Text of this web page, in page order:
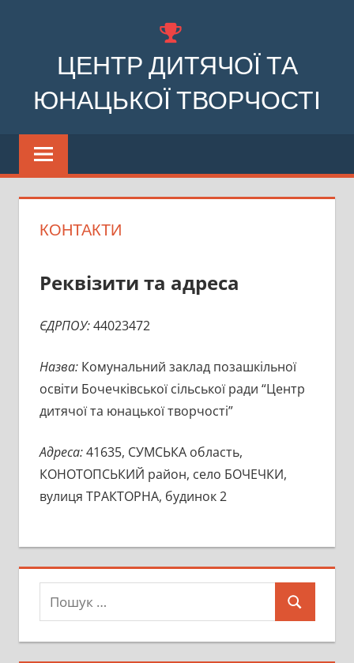
ЦЕНТР ДИТЯЧОЇ ТА
ЮНАЦЬКОЇ ТВОРЧОСТІ
Комунальний
заклад
позашкільної
освіти
сільської
КОНТАКТИ
Реквізити та адреса
ЄДРПОУ:44023472
Назва: Комунальний заклад позашкільної
освіти Бочечківської сільської ради “Центр
дитячої та юнацької творчості”
Адреса:41635, СУМСЬКА область,
КОНОТОПСЬКИЙ район, село БОЧЕЧКИ,
вулиця ТРАКТОРНА, будинок 2
Пошук:
Пошук